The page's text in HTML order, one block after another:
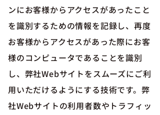
ンにお客様からアクセスがあったこと
を識別するための情報を記録し、再度
お客様からアクセスがあった際にお客
様のコンピュータであることを識別
し、弊社Webサイトをスムーズにご利
用いただけるようにする技術です。弊
社Webサイトの利用者数やトラフィッ